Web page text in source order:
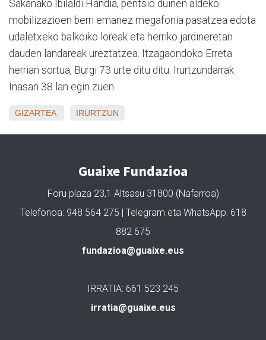
Sakanako Ibilaldi Handia, pentsio duinen aldeko
mobilizazioen berri emanez megafonia pasatzea edota
udaletxeko balkoiko loreak eta herriko jardineretan
dauden landareak ureztatzea. Itzagaondoko Erreta
herrian sortua, Burgi 73 urte ditu ditu. Irurtzundarrak
Inasan 38 lan egin zuen.
GIZARTEA IRURTZUN
Guaixe Fundazioa
Foru plaza 23,1 Altsasu 31800 (Nafarroa)
Telefonoa: 948 564 275 | Telegram eta WhatsApp: 618
882 675
fundazioa@guaixe.eus
IRRATIA: 661 523 245
irratia@guaixe.eus